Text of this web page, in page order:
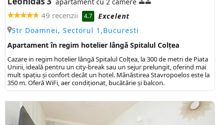
49 recenzii 4.7
Excelent
Str Doamnei, Sectorul 1,Bucuresti
Apartament în regim hotelier lângă Spitalul Colțea
Cazare in regim hotelier lângă Spitalul Colțea, la 300 de metri de Piata
Unirii, ideală pentru un city-break sau un sejur prelungit, oferind mai
mult spațiu și confort decât un hotel. Mânăstirea Stavropoelos este la
350 m. Oferă WiFi, aer condiționat, bucătărie și balcon.